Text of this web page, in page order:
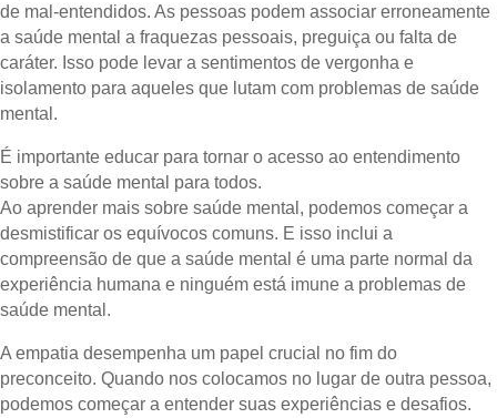
de mal-entendidos. As pessoas podem associar erroneamente
a saúde mental a fraquezas pessoais, preguiça ou falta de
caráter. Isso pode levar a sentimentos de vergonha e
isolamento para aqueles que lutam com problemas de saúde
mental.
É importante educar para tornar o acesso ao entendimento
sobre a saúde mental para todos.
Ao aprender mais sobre saúde mental, podemos começar a
desmistificar os equívocos comuns. E isso inclui a
compreensão de que a saúde mental é uma parte normal da
experiência humana e ninguém está imune a problemas de
saúde mental.
A empatia desempenha um papel crucial no fim do
preconceito. Quando nos colocamos no lugar de outra pessoa,
podemos começar a entender suas experiências e desafios.